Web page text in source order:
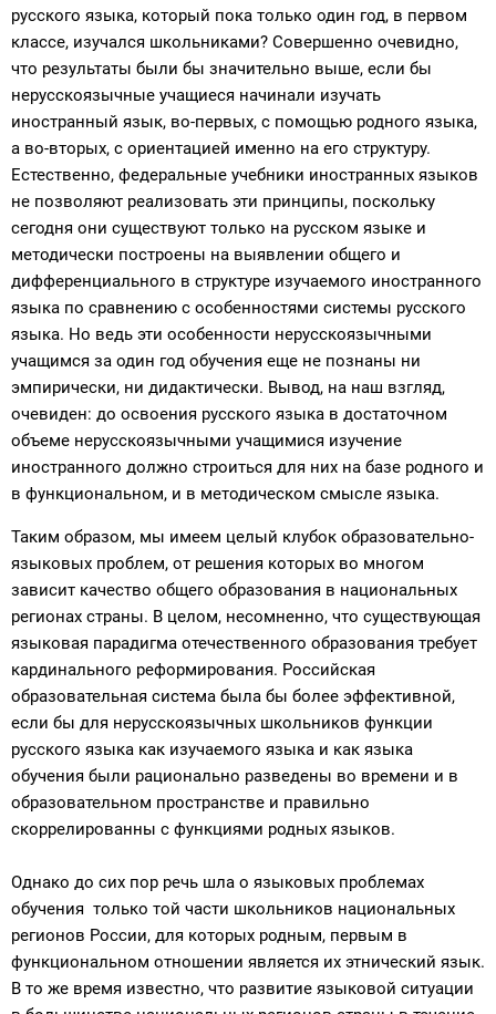
русского языка, который пока только один год, в первом
классе, изучался школьниками? Совершенно очевидно,
что результаты были бы значительно выше, если бы
нерусскоязычные учащиеся начинали изучать
иностранный язык, во-первых, с помощью родного языка,
а во-вторых, с ориентацией именно на его структуру.
Естественно, федеральные учебники иностранных языков
не позволяют реализовать эти принципы, поскольку
сегодня они существуют только на русском языке и
методически построены на выявлении общего и
дифференциального в структуре изучаемого иностранного
языка по сравнению с особенностями системы русского
языка. Но ведь эти особенности нерусскоязычными
учащимся за один год обучения еще не познаны ни
эмпирически, ни дидактически. Вывод, на наш взгляд,
очевиден: до освоения русского языка в достаточном
объеме нерусскоязычными учащимися изучение
иностранного должно строиться для них на базе родного и
в функциональном, и в методическом смысле языка.
Таким образом, мы имеем целый клубок образовательно-
языковых проблем, от решения которых во многом
зависит качество общего образования в национальных
регионах страны. В целом, несомненно, что существующая
языковая парадигма отечественного образования требует
кардинального реформирования. Российская
образовательная система была бы более эффективной,
если бы для нерусскоязычных школьников функции
русского языка как изучаемого языка и как языка
обучения были рационально разведены во времени и в
образовательном пространстве и правильно
скоррелированны с функциями родных языков.
Однако до сих пор речь шла о языковых проблемах
обучения только той части школьников национальных
регионов России, для которых родным, первым в
функциональном отношении является их этнический язык.
В то же время известно, что развитие языковой ситуации